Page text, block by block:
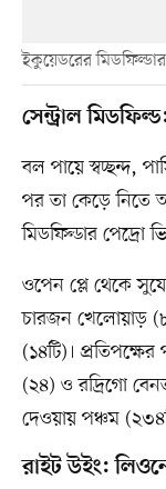
ইকুয়েডরের
সেন্ট্রাল
বল পায়ে স্বচ্ছন্দ,
পর তা কেড়ে নিতে
মিডফিল্ডার পেদ্রো
ওপেন প্লে থেকে
চারজন খেলোয়াড়
(১৪টি)।
(২৪) ও রদ্রিগো
দেওয়ায় পঞ্চম
রাইট উইং: